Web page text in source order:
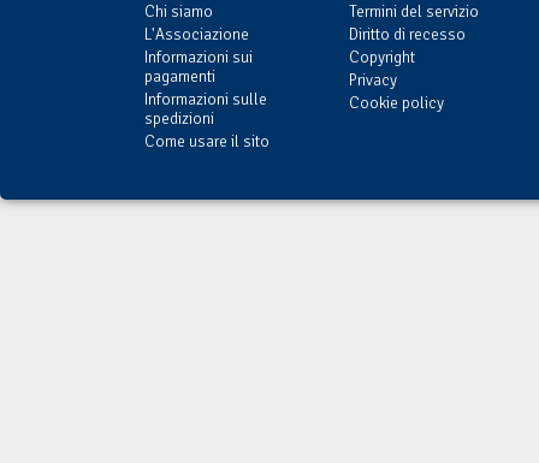
Chi siamo
L'Associazione
Informazioni sui
pagamenti
Informazioni sulle
spedizioni
Come usare il sito
Termini del servizio
Diritto di recesso
Copyright
Privacy
Cookie policy